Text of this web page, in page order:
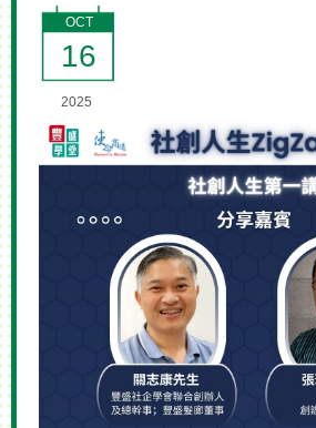
OCT
16
2025